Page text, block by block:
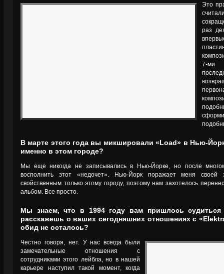
Это
раз
7-ми
В марте этого года вы микшировали «Load» в Нью-
именно в этом городе?
Мы еще никогда не записывались в Нью-Йорке, но после
восполнить этот «недочет». Нью-Йорк поражает меня своей
свойственным только этому городу, поэтому нам захотелось
альбом. Все просто.
Мы знаем, что в 1994 году вам пришлось
расскажешь о ваших сегодняшних отношениях с
обид не осталось?
Честно говоря, нет. У нас всегда были
замечательные отношения с
сотрудниками этого лейбла, но в нашей
карьере наступил такой момент, когда